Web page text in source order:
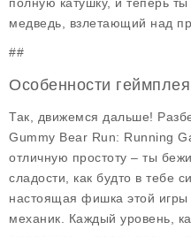
медведь, взлетающий над
##
Особенности
Так, движемся дальше!
Gummy Bear Run: Running
отличную простоту – ты
сладости, как будто в тебе
настоящая фишка этой игры
механик. Каждый уровень,